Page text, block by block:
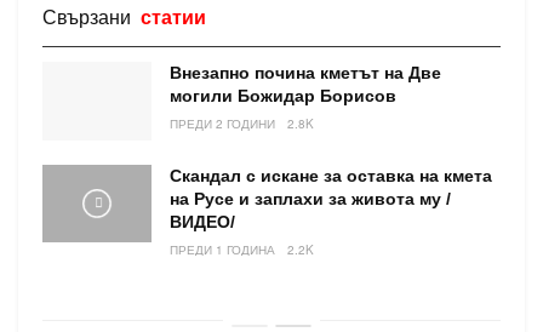
Свързани статии
Внезапно почина кметът на Две
могили Божидар Борисов
ПРЕДИ 2 ГОДИНИ 2.8K
Скандал с искане за оставка на кмета
на Русе и заплахи за живота му /
ВИДЕО/
ПРЕДИ 1 ГОДИНА 2.2K